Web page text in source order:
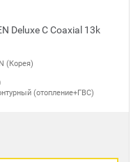
Deluxe C Coaxial 13k
(Корея)
(отопление+ГВС)